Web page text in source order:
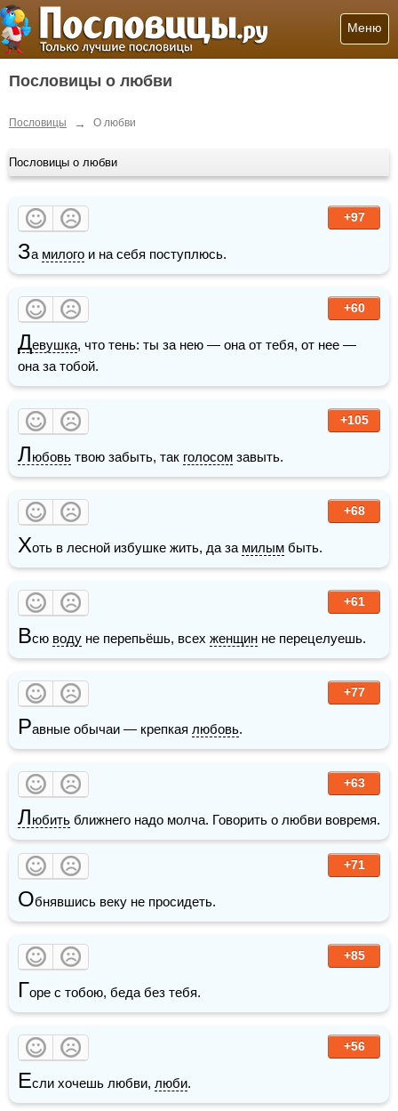
Меню
Пословицы о любви
Пословицы → О любви
Пословицы о любви
+97
За милого и на себя поступлюсь.
+60
Девушка, что тень: ты за нею — она от тебя, от нее —
она за тобой.
+105
Любовь твою забыть, так голосом завыть.
+68
Хоть в лесной избушке жить, да за милым быть.
+61
Всю воду не перепьёшь, всех женщин не перецелуешь.
+77
Равные обычаи — крепкая любовь.
+63
Любить ближнего надо молча. Говорить о любви вовремя.
+71
Обнявшись веку не просидеть.
+85
Горе с тобою, беда без тебя.
+56
Если хочешь любви, люби.